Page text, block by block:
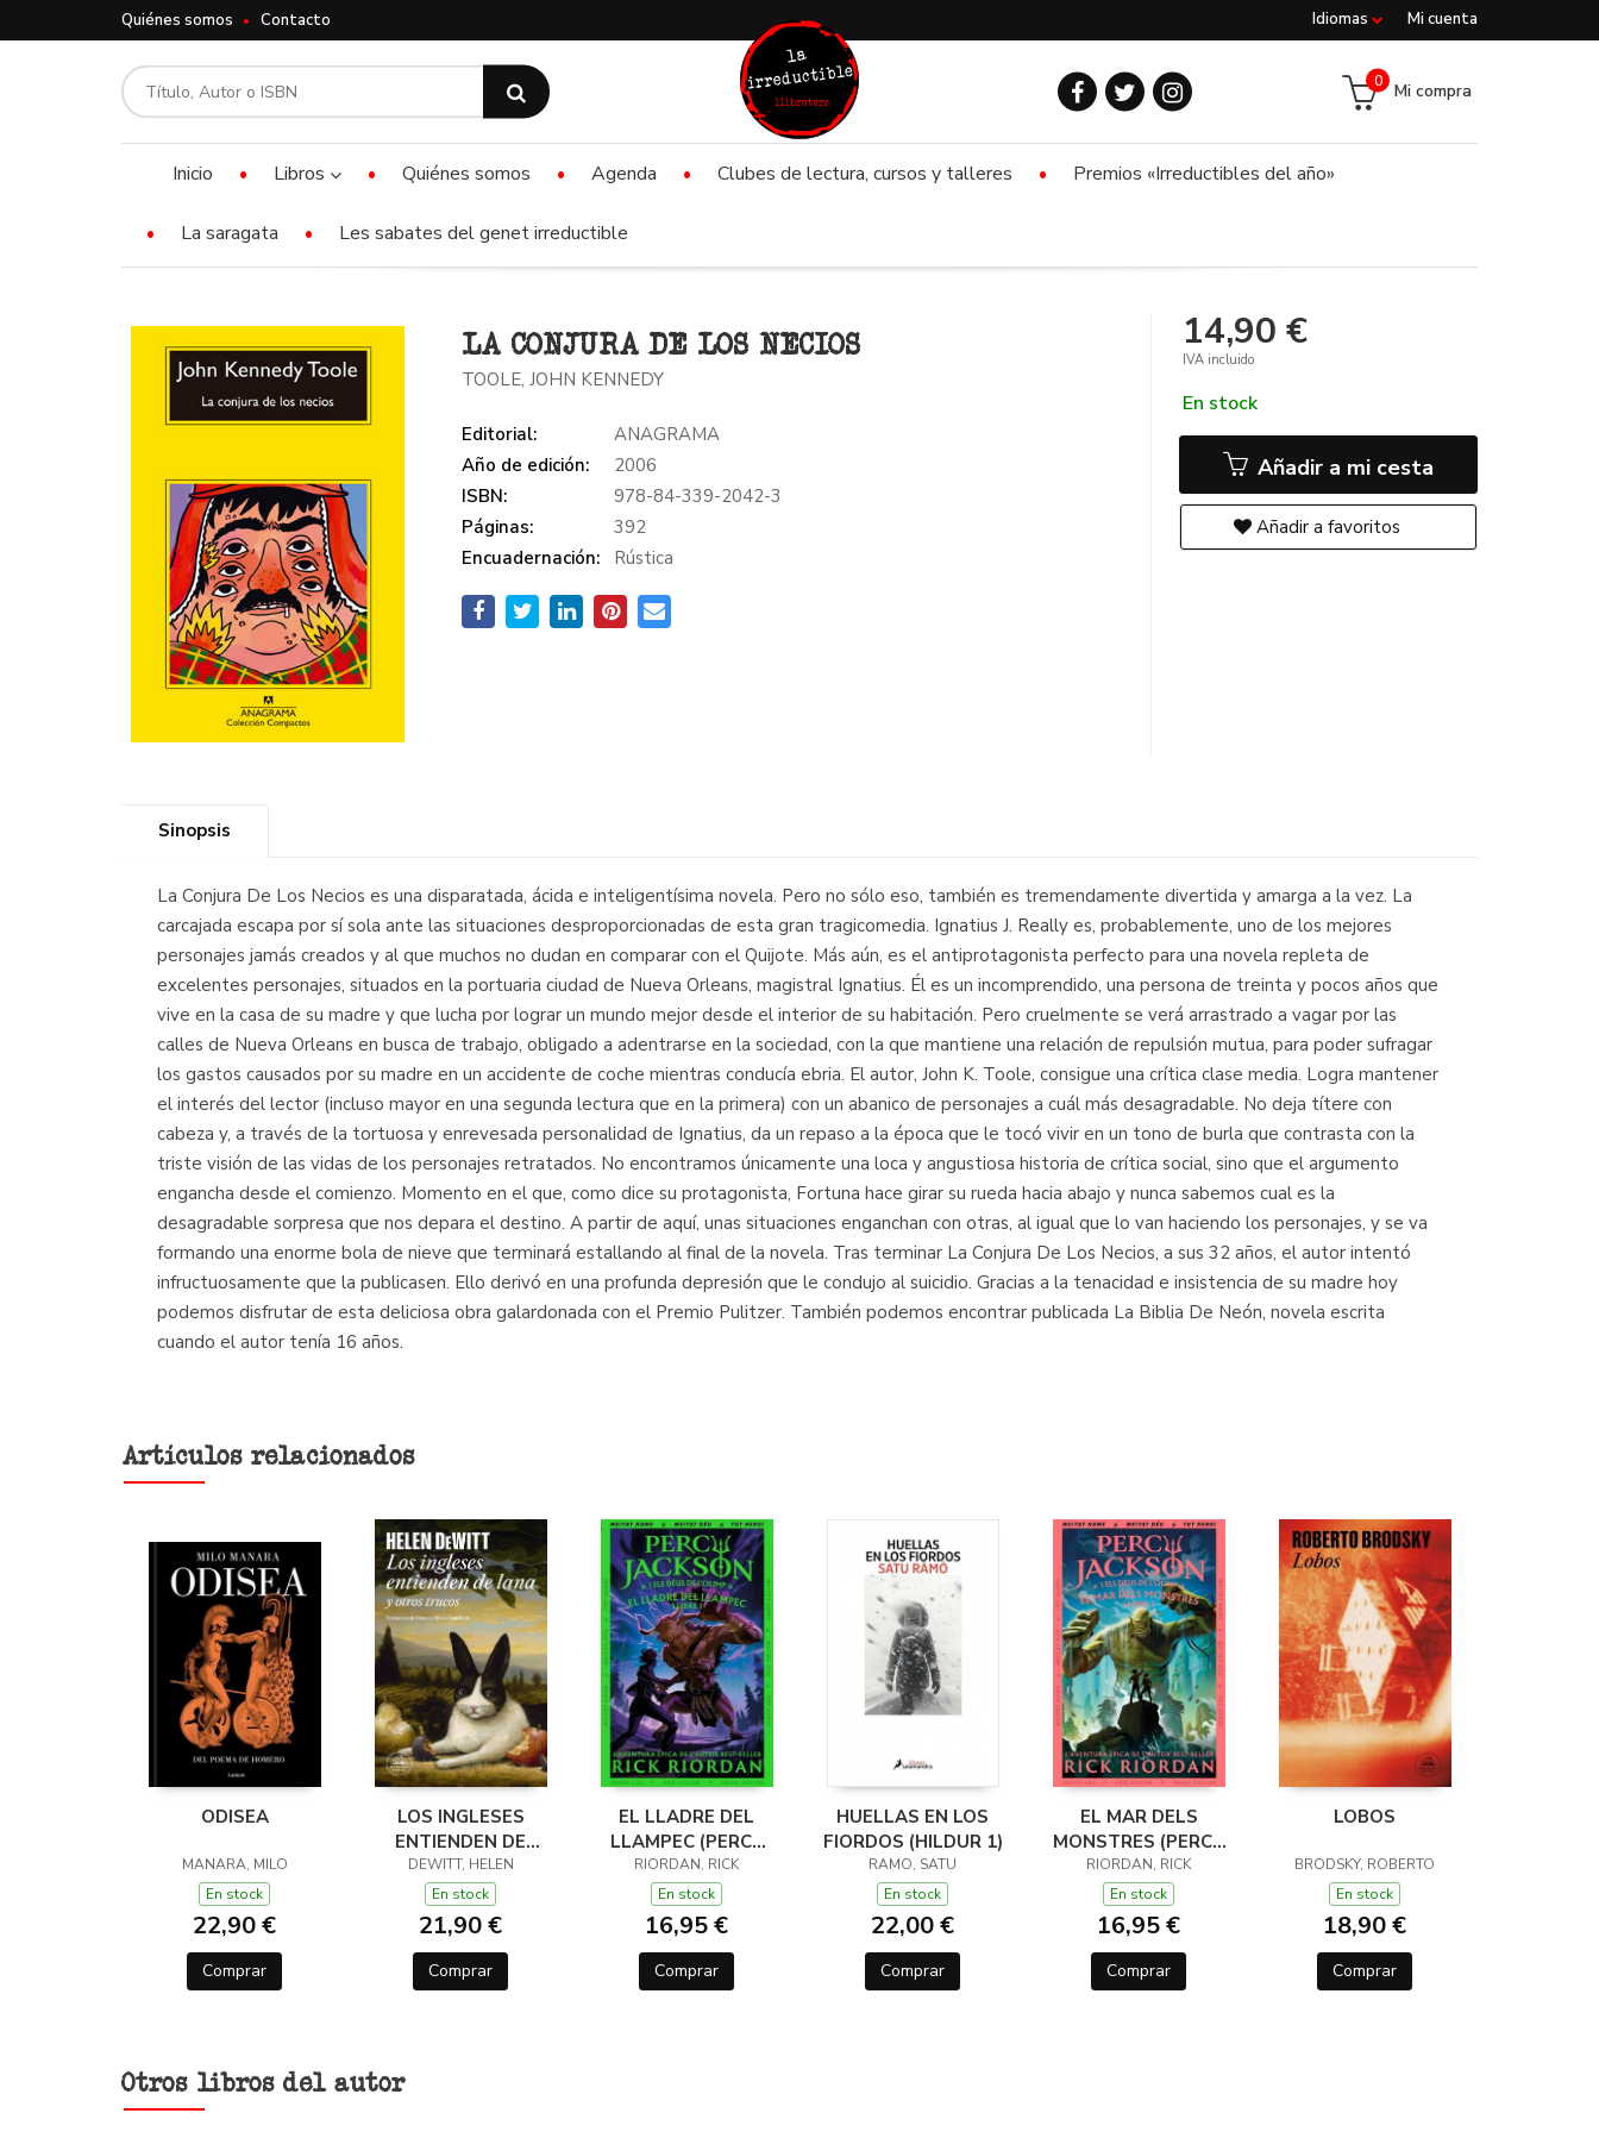
Mi cuenta
Idiomas
Quiénes somos Contacto
Mi compra
0
Inicio Libros Quiénes somos Agenda Clubes de lectura, cursos y talleres Premios «Irreductibles del año»
La saragata Les sabates del genet irreductible
LA CONJURA DE LOS NECIOS
TOOLE, JOHN KENNEDY
Editorial:
ANAGRAMA
Año de edición:
2006
ISBN:
978-84-339-2042-3
Páginas:
392
Encuadernación:
Rústica
14,90 €
IVA incluido
En stock
Añadir a mi cesta
Añadir a favoritos
Sinopsis
La Conjura De Los Necios es una disparatada, ácida e inteligentísima novela. Pero no sólo eso, también es tremendamente divertida y amarga a la vez. La
carcajada escapa por sí sola ante las situaciones desproporcionadas de esta gran tragicomedia. Ignatius J. Really es, probablemente, uno de los mejores
personajes jamás creados y al que muchos no dudan en comparar con el Quijote. Más aún, es el antiprotagonista perfecto para una novela repleta de
excelentes personajes, situados en la portuaria ciudad de Nueva Orleans, magistral Ignatius. Él es un incomprendido, una persona de treinta y pocos años que
vive en la casa de su madre y que lucha por lograr un mundo mejor desde el interior de su habitación. Pero cruelmente se verá arrastrado a vagar por las
calles de Nueva Orleans en busca de trabajo, obligado a adentrarse en la sociedad, con la que mantiene una relación de repulsión mutua, para poder sufragar
los gastos causados por su madre en un accidente de coche mientras conducía ebria. El autor, John K. Toole, consigue una crítica clase media. Logra mantener
el interés del lector (incluso mayor en una segunda lectura que en la primera) con un abanico de personajes a cuál más desagradable. No deja títere con
cabeza y, a través de la tortuosa y enrevesada personalidad de Ignatius, da un repaso a la época que le tocó vivir en un tono de burla que contrasta con la
triste visión de las vidas de los personajes retratados. No encontramos únicamente una loca y angustiosa historia de crítica social, sino que el argumento
engancha desde el comienzo. Momento en el que, como dice su protagonista, Fortuna hace girar su rueda hacia abajo y nunca sabemos cual es la
desagradable sorpresa que nos depara el destino. A partir de aquí, unas situaciones enganchan con otras, al igual que lo van haciendo los personajes, y se va
formando una enorme bola de nieve que terminará estallando al final de la novela. Tras terminar La Conjura De Los Necios, a sus 32 años, el autor intentó
infructuosamente que la publicasen. Ello derivó en una profunda depresión que le condujo al suicidio. Gracias a la tenacidad e insistencia de su madre hoy
podemos disfrutar de esta deliciosa obra galardonada con el Premio Pulitzer. También podemos encontrar publicada La Biblia De Neón, novela escrita
cuando el autor tenía 16 años.
Artículos relacionados
ODISEA
MANARA, MILO
En stock
22,90 €
Comprar
LOS INGLESES
ENTIENDEN DE
LANA (Y OTROS
TRUCOS)
DEWITT, HELEN
En stock
21,90 €
Comprar
EL LLADRE DEL
LLAMPEC (PERCY
JACKSON I ELS
DÉUS DE L'OLIMP 1)
RIORDAN, RICK
En stock
16,95 €
Comprar
HUELLAS EN LOS
FIORDOS (HILDUR 1)
RAMO, SATU
En stock
22,00 €
Comprar
EL MAR DELS
MONSTRES (PERCY
JACKSON I ELS
DÉUS DE L'OLIMP 2)
RIORDAN, RICK
En stock
16,95 €
Comprar
LOBOS
BRODSKY, ROBERTO
En stock
18,90 €
Comprar
Otros libros del autor